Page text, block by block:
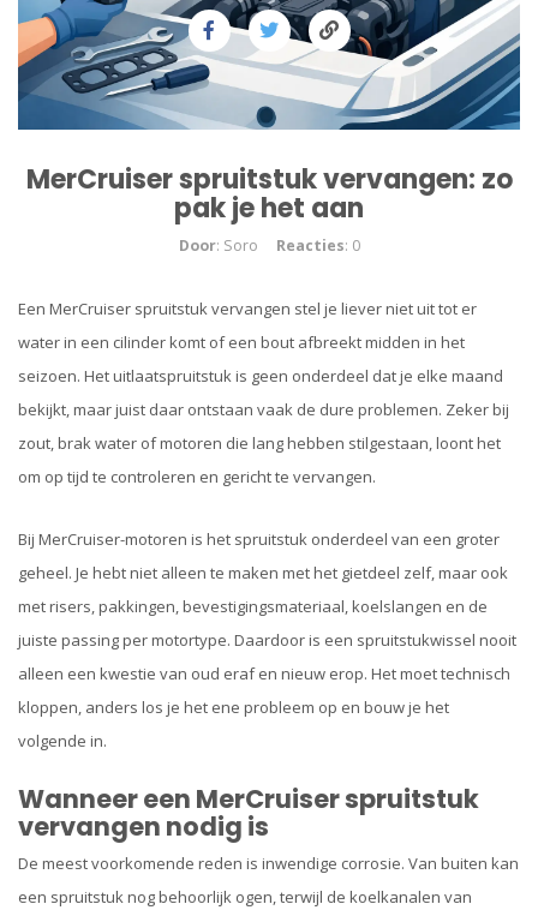
MerCruiser spruitstuk vervangen: zo
pak je het aan
Door: Soro Reacties: 0
Een MerCruiser spruitstuk vervangen stel je liever niet uit tot er
water in een cilinder komt of een bout afbreekt midden in het
seizoen. Het uitlaatspruitstuk is geen onderdeel dat je elke maand
bekijkt, maar juist daar ontstaan vaak de dure problemen. Zeker bij
zout, brak water of motoren die lang hebben stilgestaan, loont het
om op tijd te controleren en gericht te vervangen.
Bij MerCruiser-motoren is het spruitstuk onderdeel van een groter
geheel. Je hebt niet alleen te maken met het gietdeel zelf, maar ook
met risers, pakkingen, bevestigingsmateriaal, koelslangen en de
juiste passing per motortype. Daardoor is een spruitstukwissel nooit
alleen een kwestie van oud eraf en nieuw erop. Het moet technisch
kloppen, anders los je het ene probleem op en bouw je het
volgende in.
Wanneer een MerCruiser spruitstuk
vervangen nodig is
De meest voorkomende reden is inwendige corrosie. Van buiten kan
een spruitstuk nog behoorlijk ogen, terwijl de koelkanalen van